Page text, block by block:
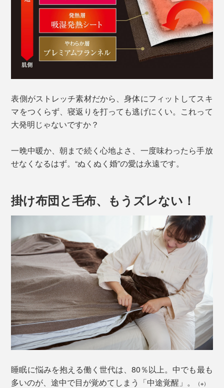
表側がストレッチ素材だから、身体にフィットしてスキ
マをつくらず、寝返りを打っても逃げにくい。これって
大発明じゃないですか？
一晩中暖か、朝まで続く心地よさ、一度味わったら手放
せなくなるはず。“ぬくぬく婚”の愛は永遠です。
掛け布団と毛布、もうズレない！
睡眠に悩みを抱える働く世代は、80％以上。中でも最も
多いのが、途中で目が覚めてしまう「中途覚醒」。
（※）